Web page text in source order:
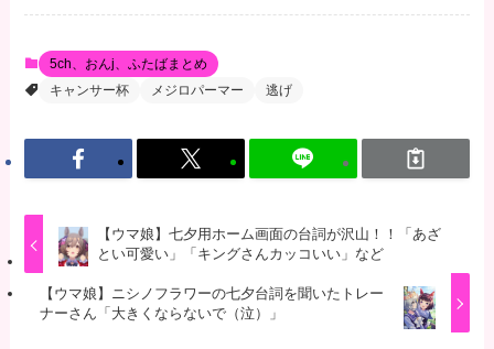
5ch、おんj、ふたばまとめ
キャンサー杯
メジロパーマー 逃げ
【ウマ娘】七夕用ホーム画面の台詞が沢山！！「あざ
とい可愛い」「キングさんカッコいい」など
【ウマ娘】ニシノフラワーの七夕台詞を聞いたトレー
ナーさん「大きくならないで（泣）」